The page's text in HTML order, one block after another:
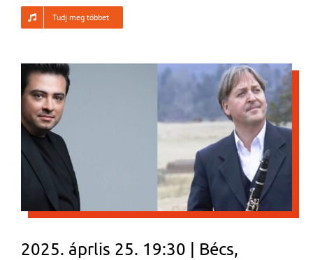
Tudj meg többet
2025. áprlis 25. 19:30 | Bécs,